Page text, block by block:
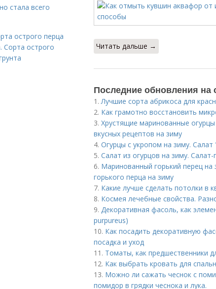
Читать дальше →
Последние обновления на
1.Лучшие сорта абрикоса для
2. Как грамотно восстановить
3. Хрустящие маринованные
вкусных рецептов на зиму
4. Огурцы с укропом на зиму.
5. Салат из огурцов на зиму. Салат-
6. Маринованный горький перец на
горького перца на зиму
7. Какие лучше сделать потолки в
8. Космея лечебные свойства.
9. Декоративная фасоль, как
purpureus)
10. Как посадить декоративную
посадка и уход
11. Томаты, как предшественники
12. Как выбрать кровать для
13. Можно ли сажать чеснок с
помидор в грядки чеснока и лука.
стала всего
острого перца
Сорта острого